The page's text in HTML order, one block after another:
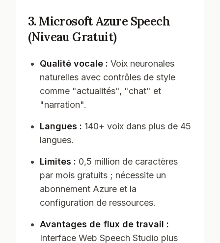
3. Microsoft Azure Speech
(Niveau Gratuit)
Qualité vocale : Voix neuronales
naturelles avec contrôles de style
comme "actualités", "chat" et
"narration".
Langues : 140+ voix dans plus de 45
langues.
Limites : 0,5 million de caractères
par mois gratuits ; nécessite un
abonnement Azure et la
configuration de ressources.
Avantages de flux de travail :
Interface Web Speech Studio plus